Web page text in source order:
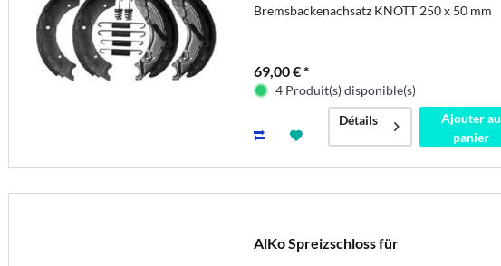
Bremsbackenachsatz KNOTT 250 x 50 mm
69,00 € *
4 Produit(s) disponible(s)
Détails
Ajouter au
panier
AlKo Spreizschloss für